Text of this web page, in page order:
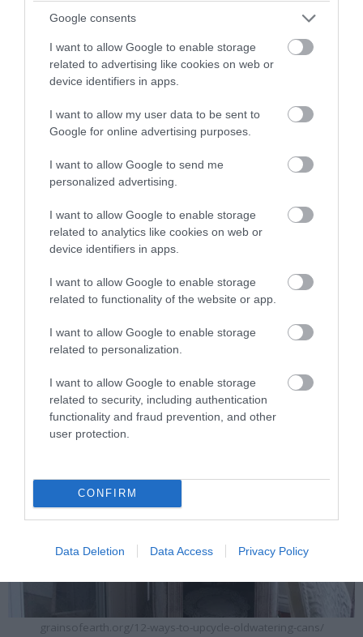
Google consents
I want to allow Google to enable storage
related to advertising like cookies on web or
device identifiers in apps.
I want to allow my user data to be sent to
Google for online advertising purposes.
I want to allow Google to send me
personalized advertising.
I want to allow Google to enable storage
related to analytics like cookies on web or
device identifiers in apps.
I want to allow Google to enable storage
related to functionality of the website or app.
I want to allow Google to enable storage
related to personalization.
I want to allow Google to enable storage
related to security, including authentication
functionality and fraud prevention, and other
user protection.
CONFIRM
Data Deletion Data Access Privacy Policy
hometalk.com/8693917/repurposed-watering-can-to-door-hanger
Karácsonyfatalp
grainsofearth.org/12-ways-to-upcycle-oldwatering-cans/